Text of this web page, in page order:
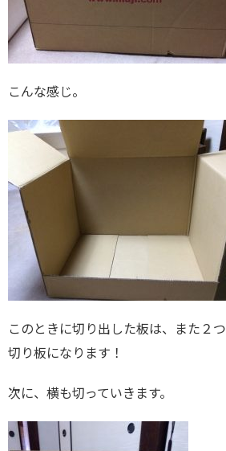
こんな感じ。
このときに切り出した板は、また２
切り板になります！
次に、横も切っていきます。